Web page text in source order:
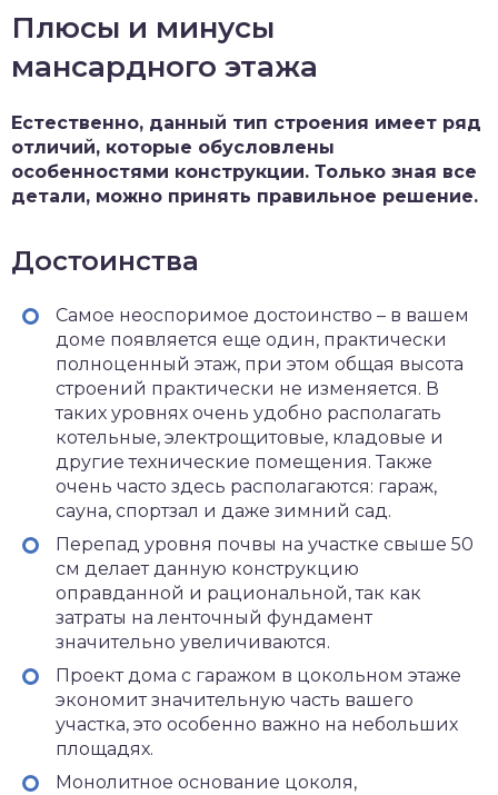
Плюсы и минусы
мансардного этажа
Естественно, данный тип строения имеет ряд
отличий, которые обусловлены
особенностями конструкции. Только зная все
детали, можно принять правильное решение.
Достоинства
Самое неоспоримое достоинство – в вашем
доме появляется еще один, практически
полноценный этаж, при этом общая высота
строений практически не изменяется. В
таких уровнях очень удобно располагать
котельные, электрощитовые, кладовые и
другие технические помещения. Также
очень часто здесь располагаются: гараж,
сауна, спортзал и даже зимний сад.
Перепад уровня почвы на участке свыше 50
см делает данную конструкцию
оправданной и рациональной, так как
затраты на ленточный фундамент
значительно увеличиваются.
Проект дома с гаражом в цокольном этаже
экономит значительную часть вашего
участка, это особенно важно на небольших
площадях.
Монолитное основание цоколя,